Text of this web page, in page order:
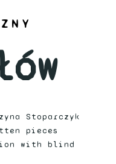
Stoparczyk
pieces
with blind